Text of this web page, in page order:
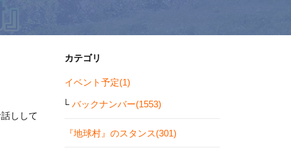
しして
カテゴリ
イベント予定(1)
バックナンバー(1553)
『地球村』のスタンス(301)